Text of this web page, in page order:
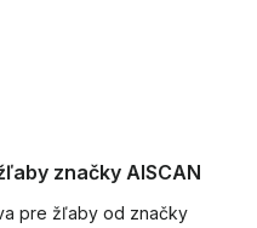
značky AISCAN
pre žľaby od značky